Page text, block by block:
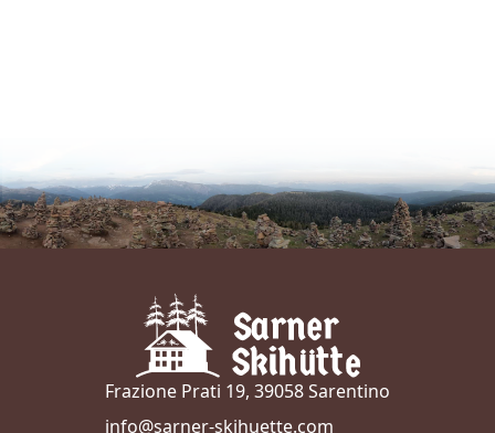
Frazione Prati 19, 39058 Sarentino
info@sarner-skihuette.com